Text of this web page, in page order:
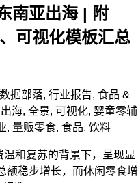
南亚出海 | 附
可视化模板汇总
据部落, 行业报告, 食品 &
海, 全景, 可视化, 婴童零辅
, 量贩零食, 食品, 饮料
和复苏的背景下，呈现显
额稳步增长，而休闲零食增